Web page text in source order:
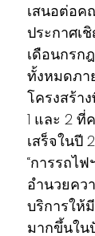
เสนอต่อค
ประกาศเ
เดือนกรก
ทั้งหมดภา
โครงสร้า
1 และ 2 ที่
เสร็จในปี
“การรถไ
อำนวยคว
บริการให้
มากขึ้นใน